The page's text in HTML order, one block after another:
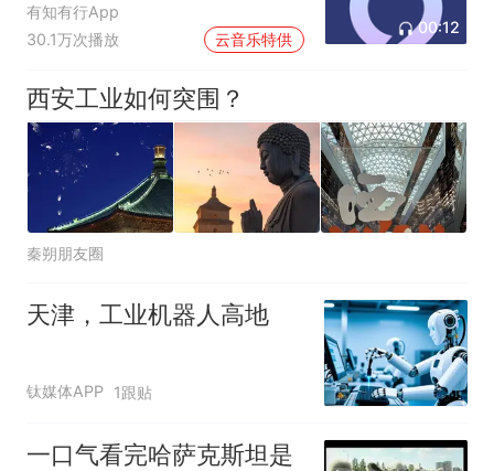
有知有行App
30.1万次播放
云音乐特供
00:12
西安工业如何突围？
秦朔朋友圈
天津，工业机器人高地
钛媒体APP 1跟贴
一口气看完哈萨克斯坦是